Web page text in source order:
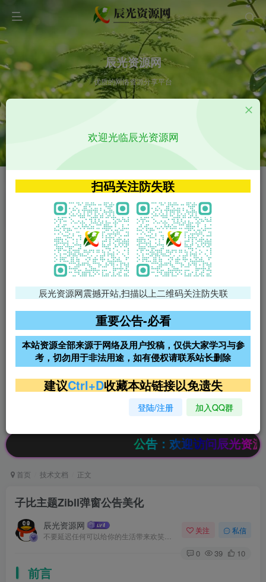
辰光资源网
优质的网络资源分享平台
VIP特权介绍 APP源码
VIP特权介绍
火
VIP特权介绍
影视源码
影视源码
免费领支付宝红包
腾讯轻量4核4G3M服务器38元/
阿里云2核2G200M服务器68元/
年
雨云高防免备案服务器
超低价文字广告位招租 超低价文字广告位招租
超低价文字广告位招租
公告：欢迎访问辰光资源网
首页 技术文档 正文
子比主题Zibll弹窗公告美化
辰光资源网 关注 私信
0 39 10
前言
欢迎光临辰光资源网
扫码关注防失联
辰光资源网震撼开站,扫描以上二维码关注防失联
重要公告-必看
本站资源全部来源于网络及用户投稿，仅供大家学习与参
考，切勿用于非法用途，如有侵权请联系站长删除
建议Ctrl+D收藏本站链接以免遗失
登陆/注册 加入QQ群